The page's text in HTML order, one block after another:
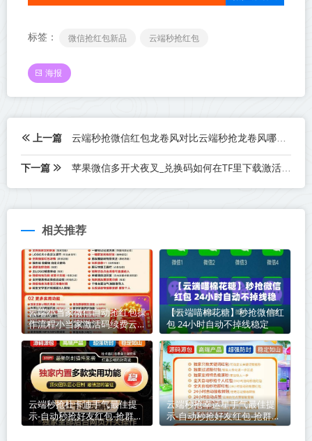
标签： 微信抢红包新品 云端秒抢红包
海报
上一篇 云端秒抢微信红包龙卷风对比云端秒抢龙卷风哪款速度快
下一篇 苹果微信多开犬夜叉_兑换码如何在TF里下载激活-犬夜叉传可以多开几个
相关推荐
云端小当家微信自动抢红包操
作流程小当家激活码续费云端
秒抢辅助工具
【云端喵棉花糖】秒抢微信红
包 24小时自动不掉线稳定
云端秒抢杜卡迪手气最佳提
示-自动秒抢好友红包-抢群聊
红包-接收转账-抢包后自动@
云端秒抢幸运星手气最佳提
示-自动秒抢好友红包-抢群聊
红包-接收转账-抢包后自动@